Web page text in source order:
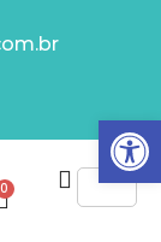
0
Abrir